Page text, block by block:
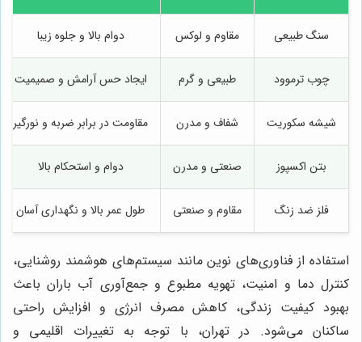
سنگ طبیعی مقاوم و لوکس دوام بالا و جلوه زیبا
چوب ترموود طبیعی و گرم ایجاد حس آرامش و صمیمیت
شیشه سکوریت شفاف و مدرن مقاومت در برابر ضربه و نورگیر
بتن اکسپوز صنعتی و مدرن دوام و استحکام بالا
فلز ضد زنگ مقاوم و صنعتی طول عمر بالا و نگهداری آسان
استفاده از فناوری‌های نوین مانند سیستم‌های هوشمند روشنایی،
کنترل دما و امنیت، تهویه مطبوع و جمع‌آوری آب باران باعث
بهبود کیفیت زندگی، کاهش مصرف انرژی و افزایش راحتی
ساکنان می‌شود. در تهران، با توجه به تغییرات اقلیمی و